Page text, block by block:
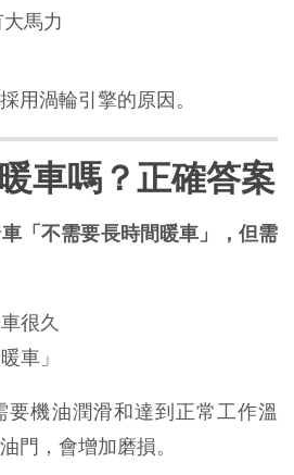
馬力
用渦輪引擎的原因。
車嗎？正確答案
「不需要長時間暖車」，但需
很久
車」
要機油潤滑和達到正常工作溫
門，會增加磨損。